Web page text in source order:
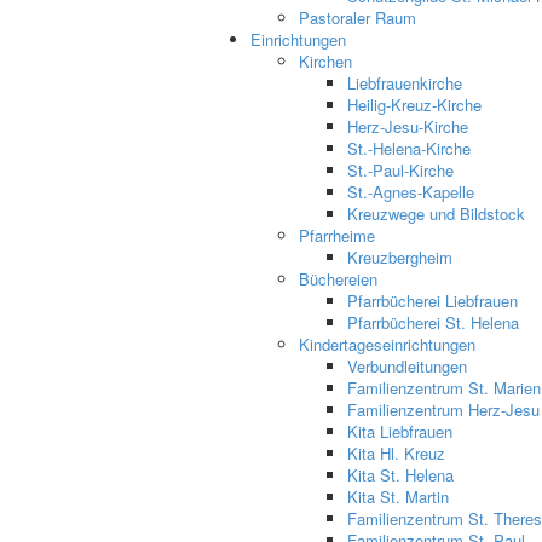
Pastoraler Raum
Einrichtungen
Kirchen
Liebfrauenkirche
Heilig-Kreuz-Kirche
Herz-Jesu-Kirche
St.-Helena-Kirche
St.-Paul-Kirche
St.-Agnes-Kapelle
Kreuzwege und Bildstock
Pfarrheime
Kreuzbergheim
Büchereien
Pfarrbücherei Liebfrauen
Pfarrbücherei St. Helena
Kindertageseinrichtungen
Verbundleitungen
Familienzentrum St. Marien
Familienzentrum Herz-Jesu
Kita Liebfrauen
Kita Hl. Kreuz
Kita St. Helena
Kita St. Martin
Familienzentrum St.